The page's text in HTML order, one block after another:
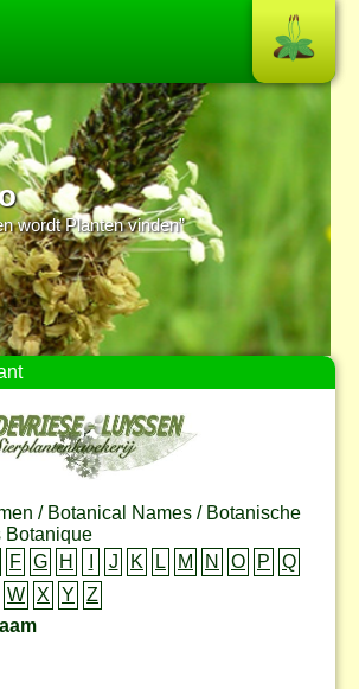
wordt Planten vinden”
/ Botanical Names / Botanische
Botanique
F G H J K L M N O P
Q
W X Y
Z